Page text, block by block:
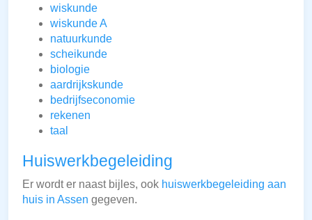
wiskunde
wiskunde A
natuurkunde
scheikunde
biologie
aardrijkskunde
bedrijfseconomie
rekenen
taal
Huiswerkbegeleiding
Er wordt er naast bijles, ook huiswerkbegeleiding aan
huis in Assen gegeven.